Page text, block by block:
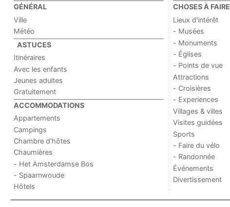
GÉNÉRAL
Ville
Météo
ASTUCES
Itinéraires
Avec les enfants
Jeunes adultes
Gratuitement
ACCOMMODATIONS
Appartements
Campings
Chambre d'hôtes
Chaumières
- Het Amsterdamse Bos
- Spaarnwoude
Hôtels
CHOSES À FAIRE
Lieux d'intérêt
- Musées
- Monuments
- Églises
- Points de vue
Attractions
- Croisières
- Experiences
Villages & villes
Visites guidées
Sports
- Faire du vélo
- Randonnée
Événements
Divertissement